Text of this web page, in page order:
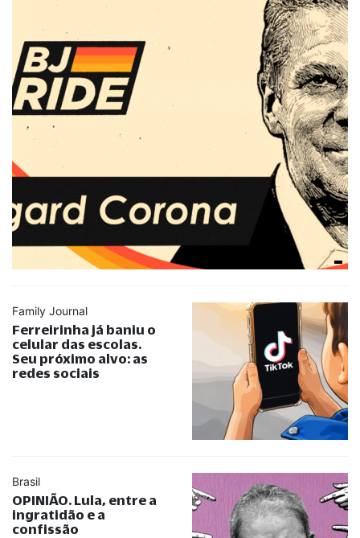
Family Journal
Ferreirinha já baniu o
celular das escolas.
Seu próximo alvo: as
redes sociais
Brasil
OPINIÃO. Lula, entre a
ingratidão e a
confissão